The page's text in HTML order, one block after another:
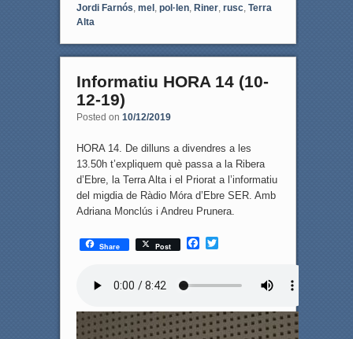
Jordi Farnós, mel , pol·len, Riner, rusc, Terra
Alta
Informatiu HORA 14 (10-
12-19)
Posted on 10/12/2019
HORA 14. De dilluns a divendres a les
13.50h t’expliquem què passa a la Ribera
d’Ebre, la Terra Alta i el Priorat a l’informatiu
del migdia de Ràdio Móra d’Ebre SER. Amb
Adriana Monclús i Andreu Prunera.
Share Post
F
o
k
T
r